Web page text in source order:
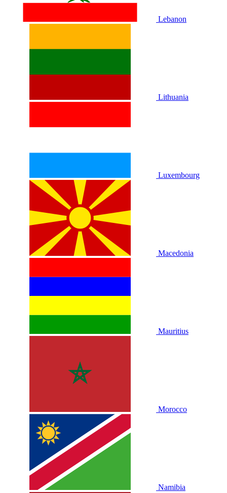
Lebanon
Lithuania
Luxembourg
Macedonia
Mauritius
Morocco
Namibia